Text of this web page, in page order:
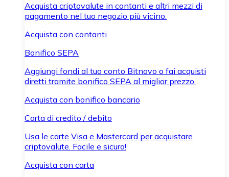
Acquista criptovalute in contanti e altri mezzi di
pagamento nel tuo negozio più vicino.
Acquista con contanti
Bonifico SEPA
Aggiungi fondi al tuo conto Bitnovo o fai acquisti
diretti tramite bonifico SEPA al miglior prezzo.
Acquista con bonifico bancario
Carta di credito / debito
Usa le carte Visa e Mastercard per acquistare
criptovalute. Facile e sicuro!
Acquista con carta